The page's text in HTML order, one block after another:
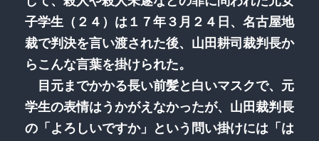
子学生（２４）は１７年３月２４日、名古屋地
裁で判決を言い渡された後、山田耕司裁判長か
らこんな言葉を掛けられた。
目元までかかる長い前髪と白いマスクで、元
学生の表情はうかがえなかったが、山田裁判長
の「よろしいですか」という問い掛けには「は